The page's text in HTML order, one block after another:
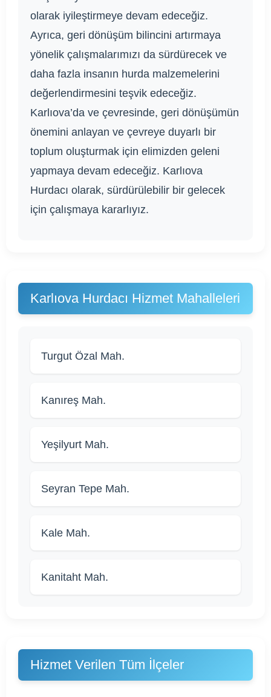
olarak iyileştirmeye devam edeceğiz.
Ayrıca, geri dönüşüm bilincini artırmaya
yönelik çalışmalarımızı da sürdürecek ve
daha fazla insanın hurda malzemelerini
değerlendirmesini teşvik edeceğiz.
Karlıova’da ve çevresinde, geri dönüşümün
önemini anlayan ve çevreye duyarlı bir
toplum oluşturmak için elimizden geleni
yapmaya devam edeceğiz. Karlıova
Hurdacı olarak, sürdürülebilir bir gelecek
için çalışmaya kararlıyız.
Karlıova Hurdacı Hizmet Mahalleleri
Turgut Özal Mah.
Kanıreş Mah.
Yeşilyurt Mah.
Seyran Tepe Mah.
Kale Mah.
Kanitaht Mah.
Hizmet Verilen Tüm İlçeler